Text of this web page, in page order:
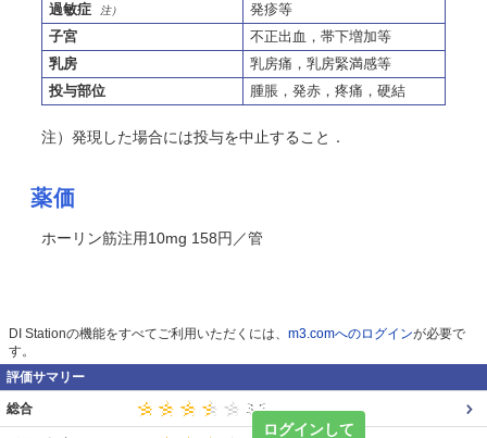
過敏症
注）
発疹等
子宮
不正出血，帯下増加等
乳房
乳房痛，乳房緊満感等
投与部位
腫脹，発赤，疼痛，硬結
注）発現した場合には投与を中止すること．
薬価
ホーリン筋注用10mg 158円／管
DI Stationの機能をすべてご利用いただくには、 m3.comへのログインが必要で
す。
評価サマリー
ログインして
総合